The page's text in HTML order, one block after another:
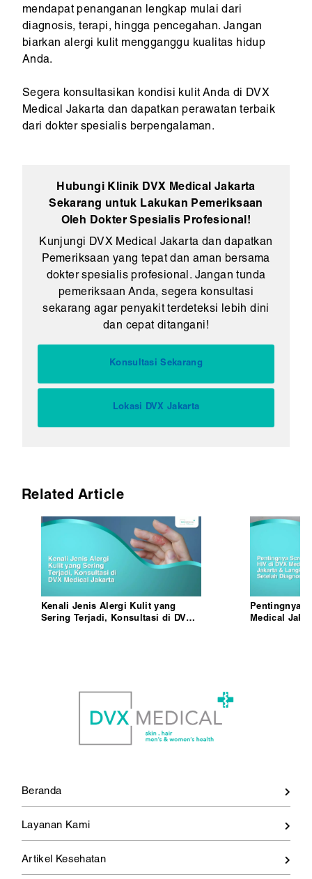
mendapat penanganan lengkap mulai dari
diagnosis, terapi, hingga pencegahan. Jangan
biarkan alergi kulit mengganggu kualitas hidup
Anda.
Segera konsultasikan kondisi kulit Anda di DVX
Medical Jakarta dan dapatkan perawatan terbaik
dari dokter spesialis berpengalaman.
Hubungi Klinik DVX Medical Jakarta
Sekarang untuk Lakukan Pemeriksaan
Oleh Dokter Spesialis Profesional!
Kunjungi DVX Medical Jakarta dan dapatkan
Pemeriksaan yang tepat dan aman bersama
dokter spesialis profesional. Jangan tunda
pemeriksaan Anda, segera konsultasi
sekarang agar penyakit terdeteksi lebih dini
dan cepat ditangani!
Konsultasi Sekarang
Lokasi DVX Jakarta
Related Article
Kenali Jenis Alergi Kulit yang
Sering Terjadi, Konsultasi di DVX
Pentingnya
Medical
Beranda
Layanan Kami
Artikel Kesehatan